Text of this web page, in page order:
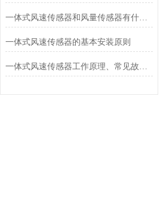
一体式风速传感器和风量传感器有什么不同？
一体式风速传感器的基本安装原则
一体式风速传感器工作原理、常见故障排查与运维建议